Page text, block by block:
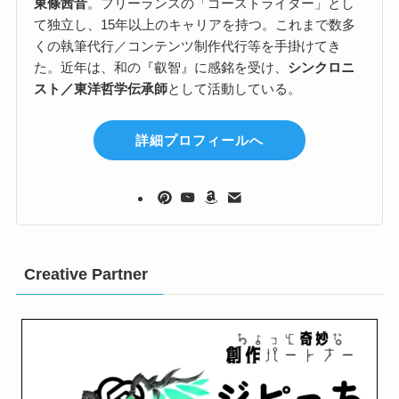
東條茜音。フリーランスの「ゴーストライター」とし
て独立し、15年以上のキャリアを持つ。これまで数多
くの執筆代行／コンテンツ制作代行等を手掛けてき
た。近年は、和の『叡智』に感銘を受け、 シンクロニ
スト／東洋哲学伝承師として活動している。
詳細プロフィールへ
Creative Partner